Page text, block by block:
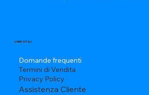
LINK UTILI
Domande frequenti
Termini di Vendita
Privacy Policy
Assistenza Cliente